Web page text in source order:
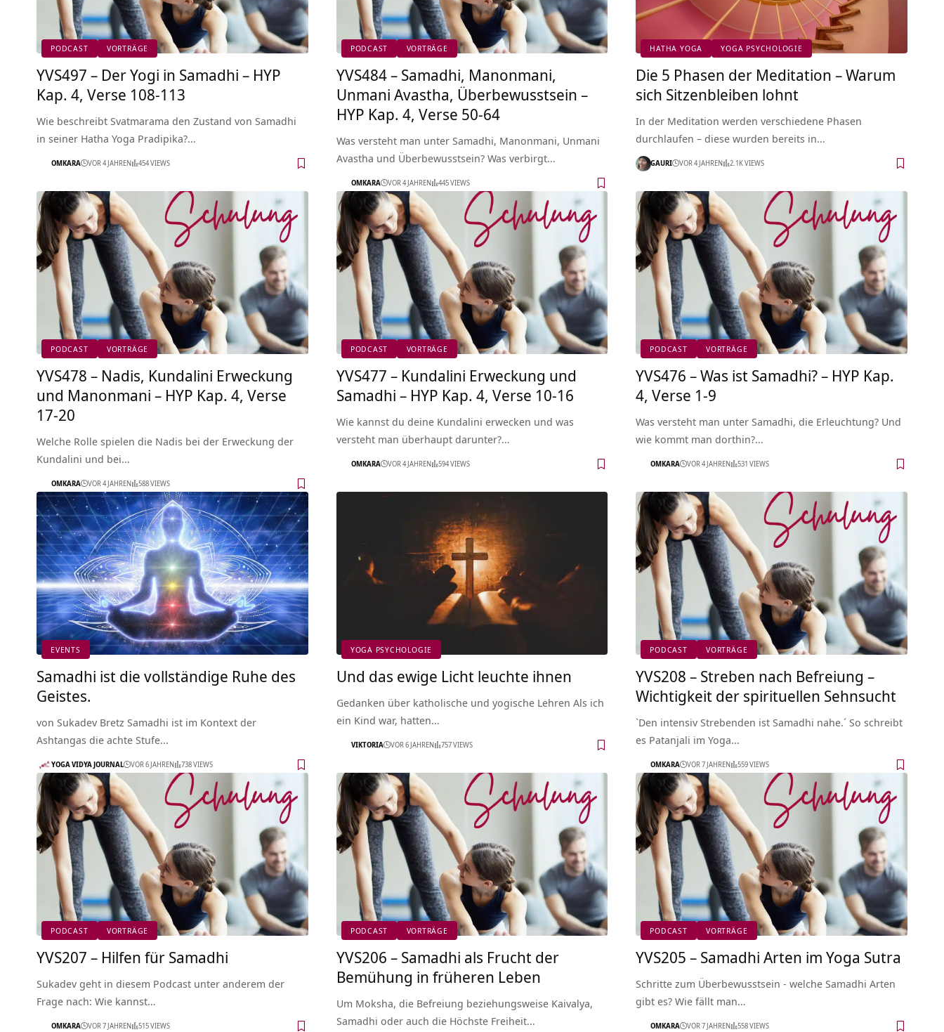
PODCAST VORTRÄGE
YVS497 – Der Yogi in Samadhi – HYP
Kap. 4, Verse 108-113
Wie beschreibt Svatmarama den Zustand von Samadhi
in seiner Hatha Yoga Pradipika?…
OMKARA VOR 4 JAHREN 454 VIEWS
PODCAST VORTRÄGE
YVS484 – Samadhi, Manonmani,
Unmani Avastha, Überbewusstsein –
HYP Kap. 4, Verse 50-64
Was versteht man unter Samadhi, Manonmani, Unmani
Avastha und Überbewusstsein? Was verbirgt…
OMKARA VOR 4 JAHREN 445 VIEWS
HATHA YOGA YOGA PSYCHOLOGIE
Die 5 Phasen der Meditation – Warum
sich Sitzenbleiben lohnt
In der Meditation werden verschiedene Phasen
durchlaufen – diese wurden bereits in…
GAURI VOR 4 JAHREN 2.1K VIEWS
PODCAST VORTRÄGE
YVS478 – Nadis, Kundalini Erweckung
und Manonmani – HYP Kap. 4, Verse
17-20
Welche Rolle spielen die Nadis bei der Erweckung der
Kundalini und bei…
OMKARA VOR 4 JAHREN 588 VIEWS
PODCAST VORTRÄGE
YVS477 – Kundalini Erweckung und
Samadhi – HYP Kap. 4, Verse 10-16
Wie kannst du deine Kundalini erwecken und was
versteht man überhaupt darunter?…
OMKARA VOR 4 JAHREN 594 VIEWS
PODCAST VORTRÄGE
YVS476 – Was ist Samadhi? – HYP Kap.
4, Verse 1-9
Was versteht man unter Samadhi, die Erleuchtung? Und
wie kommt man dorthin?…
OMKARA VOR 4 JAHREN 531 VIEWS
EVENTS
Samadhi ist die vollständige Ruhe des
Geistes.
von Sukadev Bretz Samadhi ist im Kontext der
Ashtangas die achte Stufe…
YOGA VIDYA JOURNAL VOR 6 JAHREN 738 VIEWS
YOGA PSYCHOLOGIE
Und das ewige Licht leuchte ihnen
Gedanken über katholische und yogische Lehren Als ich
ein Kind war, hatten…
VIKTORIA VOR 6 JAHREN 757 VIEWS
PODCAST VORTRÄGE
YVS208 – Streben nach Befreiung –
Wichtigkeit der spirituellen Sehnsucht
`Den intensiv Strebenden ist Samadhi nahe.´ So schreibt
es Patanjali im Yoga…
OMKARA VOR 7 JAHREN 559 VIEWS
PODCAST VORTRÄGE
YVS207 – Hilfen für Samadhi
Sukadev geht in diesem Podcast unter anderem der
Frage nach: Wie kannst…
OMKARA VOR 7 JAHREN 515 VIEWS
PODCAST VORTRÄGE
YVS206 – Samadhi als Frucht der
Bemühung in früheren Leben
Um Moksha, die Befreiung beziehungsweise Kaivalya,
Samadhi oder auch die Höchste Freiheit…
PODCAST VORTRÄGE
YVS205 – Samadhi Arten im Yoga Sutra
Schritte zum Überbewusstsein - welche Samadhi Arten
gibt es? Wie fällt man…
OMKARA VOR 7 JAHREN 558 VIEWS